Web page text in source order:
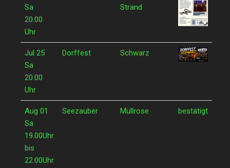
Sa
20.00
Uhr
Strand
Jul 25
Sa
20.00
Uhr
Dorffest Schwarz
Aug 01
Sa
19.00Uhr
bis
22.00Uhr
Seezauber Müllrose bestätigt